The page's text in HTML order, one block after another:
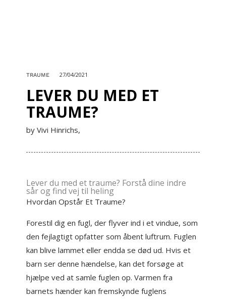
TRAUME 27/04/2021
LEVER DU MED ET
TRAUME?
by Vivi Hinrichs,
Lever du med et traume? Forstå dine indre
sår og find vej til heling
Hvordan Opstår Et Traume?
Forestil dig en fugl, der flyver ind i et vindue, som
den fejlagtigt opfatter som åbent luftrum. Fuglen
kan blive lammet eller endda se død ud. Hvis et
barn ser denne hændelse, kan det forsøge at
hjælpe ved at samle fuglen op. Varmen fra
barnets hænder kan fremskynde fuglens